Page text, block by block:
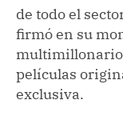
de todo el
firmó en su
películas
exclusiva.